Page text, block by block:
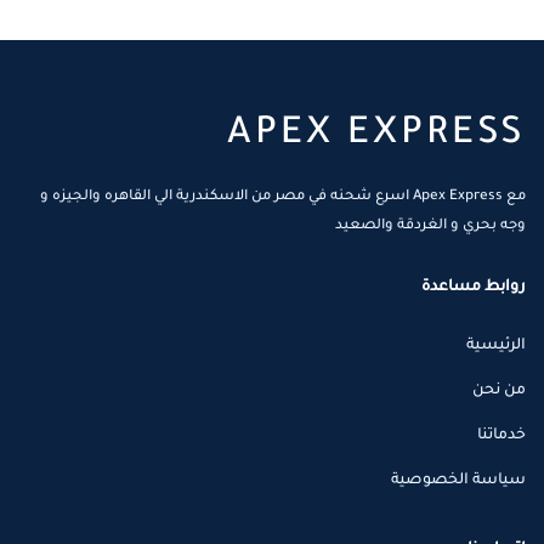
APEX EXPRESS
مع Apex Express اسرع شحنه في مصر من الاسكندرية الي القاهره والجيزه و
وجه بحري و الغردقة والصعيد
روابط مساعدة
الرئيسية
من نحن
خدماتنا
سياسة الخصوصية